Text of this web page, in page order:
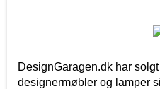
DesignGaragen.dk har
designermøbler og lamper